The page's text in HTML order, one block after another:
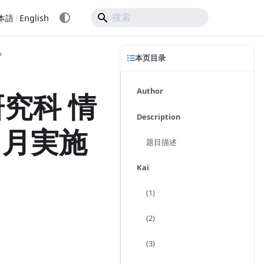
語/English
科 情
実施
本页目录
Author
Description
题目描述
Kai
(1)
(2)
(3)